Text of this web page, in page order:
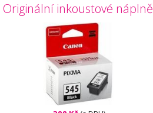
Originální inkoustové náplně